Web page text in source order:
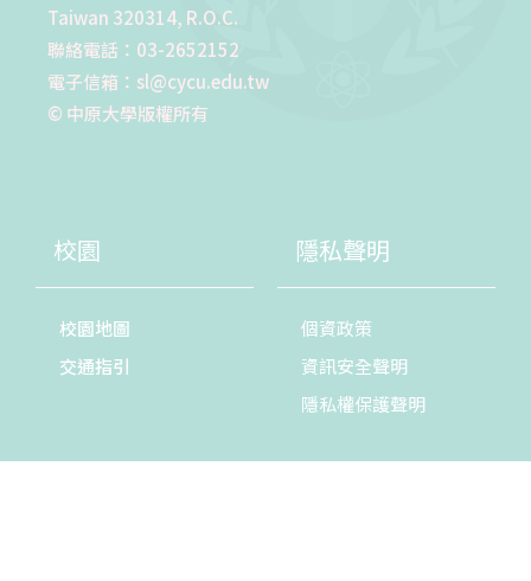
Taiwan 320314, R.O.C.
聯絡電話：03-2652152
電子信箱：sl@cycu.edu.tw
© 中原大學版權所有
校園
校園地圖
交通指引
隱私聲明
個資政策
資訊安全聲明
隱私權保護聲明